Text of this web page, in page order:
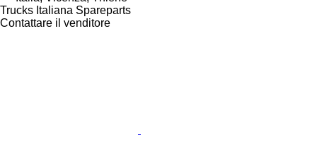
Trucks Italiana Spareparts
Contattare il venditore